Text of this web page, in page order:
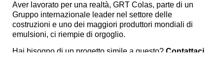
Aver lavorato per una realtà, GRT Colas, parte di un
Gruppo internazionale leader nel settore delle
costruzioni e uno dei maggiori produttori mondiali di
emulsioni, ci riempie di orgoglio.
Hai bisogno di un progetto simile a questo? Contattaci